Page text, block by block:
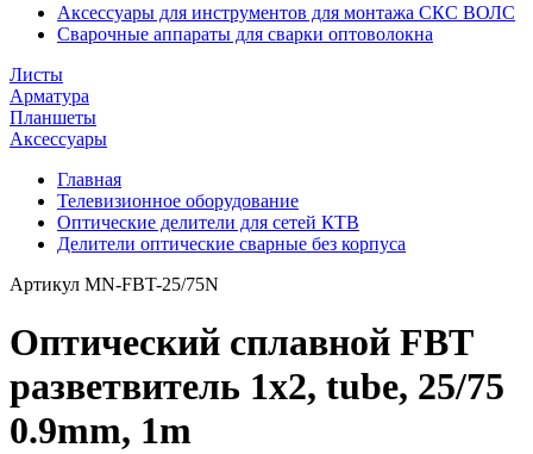
Аксессуары для инструментов для монтажа СКС ВОЛС
Сварочные аппараты для сварки оптоволокна
Листы
Арматура
Планшеты
Аксессуары
Главная
Телевизионное оборудование
Оптические делители для сетей КТВ
Делители оптические сварные без корпуса
Артикул MN-FBT-25/75N
Оптический сплавной FBT
разветвитель 1x2, tube, 25/75
0.9mm, 1m